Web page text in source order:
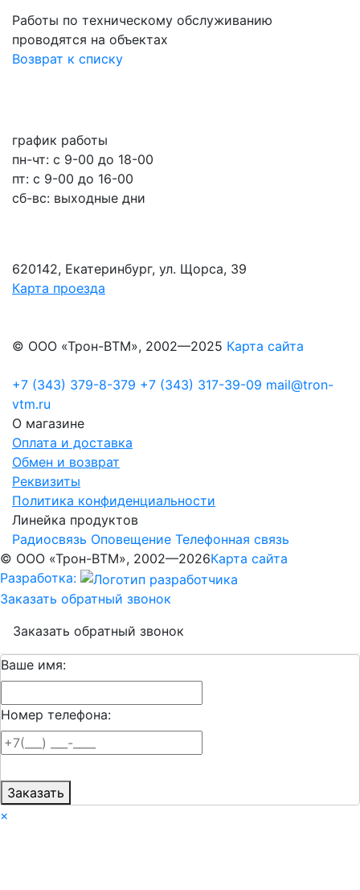
Работы по техническому обслуживанию
проводятся на объектах
Возврат к списку
график работы
пн-чт: c 9-00 до 18-00
пт: с 9-00 до 16-00
сб-вс: выходные дни
620142, Екатеринбург, ул. Щорса, 39
Карта проезда
© ООО «Трон-ВТМ», 2002—2025 Карта сайта
+7 (343) 379-8-379 +7 (343) 317-39-09 mail@tron-
vtm.ru
О магазине
Оплата и доставка
Обмен и возврат
Реквизиты
Политика конфиденциальности
Линейка продуктов
Радиосвязь Оповещение Телефонная связь
© ООО «Трон-ВТМ», 2002—2026Карта сайта
Разработка:
Заказать обратный звонок
Заказать обратный звонок
Ваше имя:
Номер телефона:
Заказать
×